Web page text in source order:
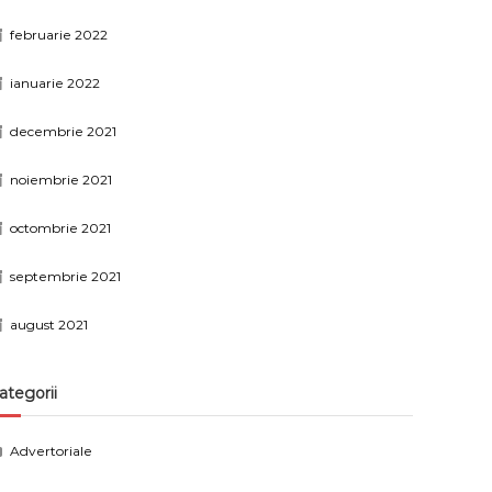
februarie 2022
ianuarie 2022
decembrie 2021
noiembrie 2021
octombrie 2021
septembrie 2021
august 2021
Advertoriale